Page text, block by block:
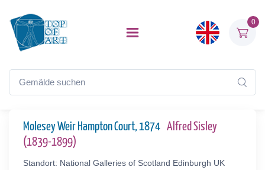
0
Molesey Weir Hampton Court, 1874 Alfred Sisley
(1839-1899)
Standort: National Galleries of Scotland Edinburgh UK